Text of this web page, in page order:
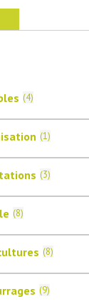
(4)
(1)
(3)
(8)
(8)
(9)